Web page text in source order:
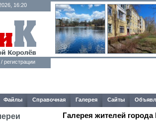
16:20
регистрации
Файлы Справочная Галерея Сайты
Галерея жителей города